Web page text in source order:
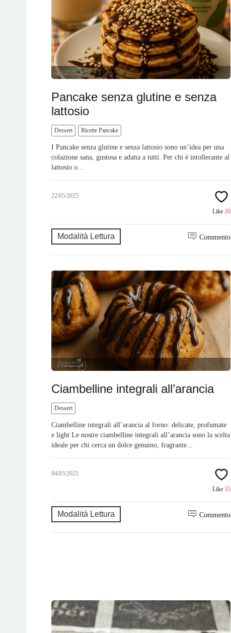
Pancake senza glutine e senza
lattosio
Dessert Ricette Pancake
I Pancake senza glutine e senza lattosio sono un’idea per una
colazione sana, gustosa e adatta a tutti. Per chi è intollerante al
lattosio o...
22/05/2025
Like 20
Modalità Lettura Commento
Ciambelline integrali all’arancia
Dessert
Ciambelline integrali all’arancia al forno: delicate, profumate
e light Le nostre ciambelline integrali all’arancia sono la scelta
ideale per chi cerca un dolce genuino, fragrante...
04/05/2025
Like 35
Modalità Lettura Commento